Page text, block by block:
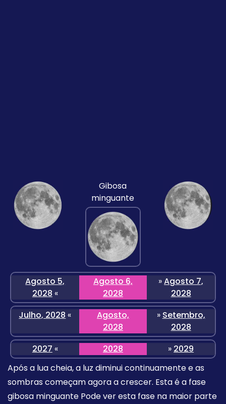
Gibosa
minguante
Agosto 5,
2028 «
Agosto 6,
2028
»Agosto 7,
2028
Julho, 2028 «
Agosto,
2028
» Setembro,
2028
2027 « 2028 » 2029
Após a lua cheia, a luz diminui continuamente e as
sombras começam agora a crescer. Esta é a fase
gibosa minguante Pode ver esta fase na maior parte